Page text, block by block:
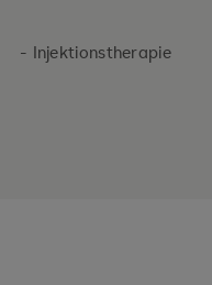
- Injektionstherapie